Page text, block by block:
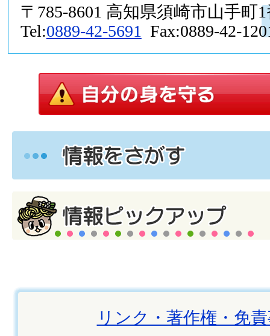
〒785-8601 高知県須崎市山手町
Tel:0889-42-5691 Fax:0889-42-
リンク・著作権・免